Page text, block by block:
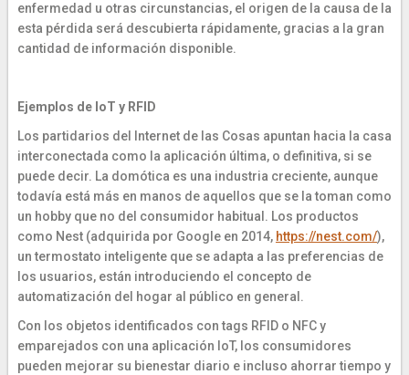
enfermedad u otras circunstancias, el origen de la causa de la
esta pérdida será descubierta rápidamente, gracias a la gran
cantidad de información disponible.
Ejemplos de IoT y RFID
Los partidarios del Internet de las Cosas apuntan hacia la casa
interconectada como la aplicación última, o definitiva, si se
puede decir. La domótica es una industria creciente, aunque
todavía está más en manos de aquellos que se la toman como
un hobby que no del consumidor habitual. Los productos
como Nest (adquirida por Google en 2014, https://nest.com/),
un termostato inteligente que se adapta a las preferencias de
los usuarios, están introduciendo el concepto de
automatización del hogar al público en general.
Con los objetos identificados con tags RFID o NFC y
emparejados con una aplicación IoT, los consumidores
pueden mejorar su bienestar diario e incluso ahorrar tiempo y